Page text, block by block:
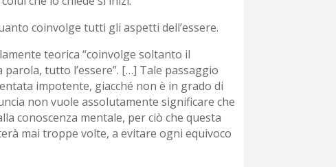
coinvolge tutti gli aspetti dell’essere.
teorica “coinvolge soltanto il
tutto l’essere”. […] Tale passaggio
impotente, giacché non è in grado di
non vuole assolutamente significare che
conoscenza mentale, per ciò che questa
mai troppe volte, a evitare ogni equivoco